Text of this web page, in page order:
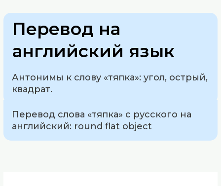
Перевод на
английский язык
Антонимы к слову «тяпка»: угол, острый,
квадрат.
Перевод слова «тяпка» с русского на
английский: round flat object